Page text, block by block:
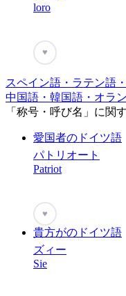
loro
♥
スペイン語・ラテン語
中国語・韓国語・オラ
「称号・呼び名」に関
愛国者のドイツ語
パトリオート
Patriot
♥
貴方がのドイツ語
ズィー
Sie